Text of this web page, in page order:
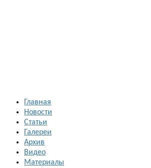
Главная
Новости
Статьи
Галереи
Архив
Видео
Материалы